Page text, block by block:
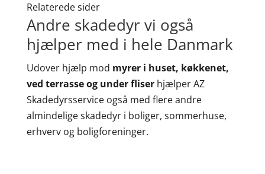
Relaterede sider
Andre skadedyr vi også
hjælper med i hele Danmark
Udover hjælp mod myrer i huset, køkkenet,
ved terrasse og under fliserhjælper AZ
Skadedyrsservice også med flere andre
almindelige skadedyr i boliger, sommerhuse,
erhverv og boligforeninger.